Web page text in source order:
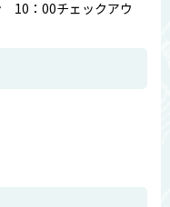
：00チェックアウ